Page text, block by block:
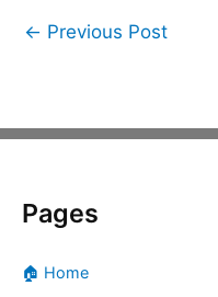
← Previous Post
Pages
🏠 Home